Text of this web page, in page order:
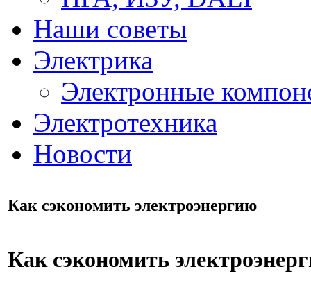
Наши советы
Электрика
Электронные
Электротехника
Новости
Как сэкономить электроэнергию
Как сэкономить